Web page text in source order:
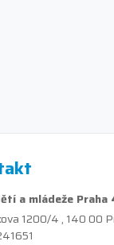
a mládeže
1200/4 , 140 00